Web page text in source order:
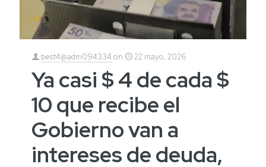
best4@adm094334 on 22 mayo, 2026
Ya casi $ 4 de cada $
10 que recibe el
Gobierno van a
intereses de deuda,